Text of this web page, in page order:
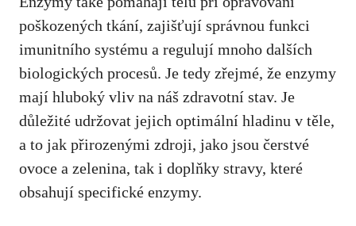
poškozených tkání, zajišťují správnou funkci
imunitního systému a regulují mnoho dalších
biologických procesů. Je tedy zřejmé, že enzymy
mají hluboký vliv na náš zdravotní stav. Je
důležité udržovat jejich optimální hladinu v těle,
a to jak přirozenými zdroji, jako jsou čerstvé
ovoce a zelenina, tak i doplňky stravy, které
obsahují specifické enzymy.